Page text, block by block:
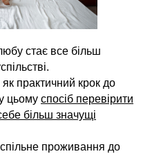
стає все більш
практичний крок до
цьому спосіб перевірити
більш значущі
проживання до